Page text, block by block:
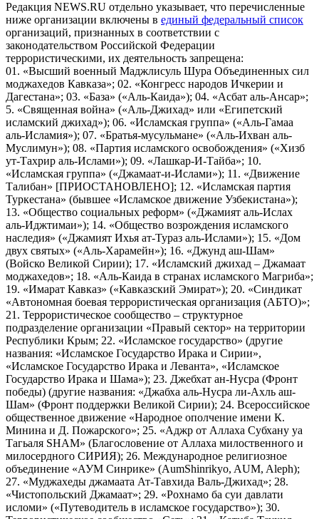
Редакция NEWS.RU отдельно указывает, что перечисленные
ниже организации включены в единый федеральный список
организаций, признанных в соответствии с
законодательством Российской Федерации
террористическими, их деятельность запрещена:
01. «Высший военный Маджлисуль Шура Объединенных сил
моджахедов Кавказа»; 02. «Конгресс народов Ичкерии и
Дагестана»; 03. «База» («Аль-Каида»); 04. «Асбат аль-Ансар»;
5. «Священная война» («Аль-Джихад» или «Египетский
исламский джихад»); 06. «Исламская группа» («Аль-Гамаа
аль-Исламия»); 07. «Братья-мусульмане» («Аль-Ихван аль-
Муслимун»); 08. «Партия исламского освобождения» («Хизб
ут-Тахрир аль-Ислами»); 09. «Лашкар-И-Тайба»; 10.
«Исламская группа» («Джамаат-и-Ислами»); 11. «Движение
Талибан» [ПРИОСТАНОВЛЕНО]; 12. «Исламская партия
Туркестана» (бывшее «Исламское движение Узбекистана»);
13. «Общество социальных реформ» («Джамият аль-Ислах
аль-Иджтимаи»); 14. «Общество возрождения исламского
наследия» («Джамият Ихья ат-Тураз аль-Ислами»); 15. «Дом
двух святых» («Аль-Харамейн»); 16. «Джунд аш-Шам»
(Войско Великой Сирии); 17. «Исламский джихад – Джамаат
моджахедов»; 18. «Аль-Каида в странах исламского Магриба»;
19. «Имарат Кавказ» («Кавказский Эмират»); 20. «Синдикат
«Автономная боевая террористическая организация (АБТО)»;
21. Террористическое сообщество – структурное
подразделение организации «Правый сектор» на территории
Республики Крым; 22. «Исламское государство» (другие
названия: «Исламское Государство Ирака и Сирии»,
«Исламское Государство Ирака и Леванта», «Исламское
Государство Ирака и Шама»); 23. Джебхат ан-Нусра (Фронт
победы) (другие названия: «Джабха аль-Нусра ли-Ахль аш-
Шам» (Фронт поддержки Великой Сирии); 24. Всероссийское
общественное движение «Народное ополчение имени К.
Минина и Д. Пожарского»; 25. «Аджр от Аллаха Субхану уа
Тагьаля SHAM» (Благословение от Аллаха милоственного и
милосердного СИРИЯ); 26. Международное религиозное
объединение «АУМ Синрике» (AumShinrikyo, AUM, Aleph);
27. «Муджахеды джамаата Ат-Тавхида Валь-Джихад»; 28.
«Чистопольский Джамаат»; 29. «Рохнамо ба суи давлати
исломи» («Путеводитель в исламское государство»); 30.